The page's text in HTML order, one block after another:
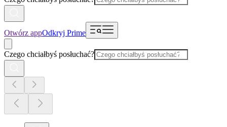
Otwórz appOdkryj Prime
Czego chciałbyś posłuchać?